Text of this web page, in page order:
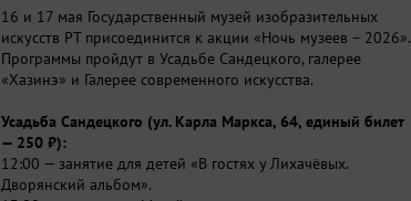
16 и 17 мая Государственный музей изобразительных
искусств РТ присоединится к акции «Ночь музеев – 2026».
Программы пройдут в Усадьбе Сандецкого, галерее
«Хазинэ» и Галерее современного искусства.
Усадьба Сандецкого (ул. Карла Маркса, 64, единый билет
— 250 ₽):
12:00 — занятие для детей «В гостях у Лихачёвых.
Дворянский альбом».